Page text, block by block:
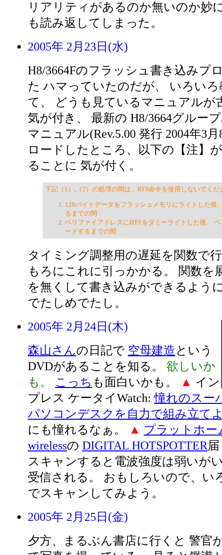
リアリティがあるのか無いのか妙
も読み返してしまった。
2005年 2月23日(水)
H8/3664Fのフラッシュ書き込みプ
た ハマっていたのだが、 いろい
て、 どうも見ているマニュアルが
気が付き、 最新の H8/3664グルー
マニュアル(Rev.5.00 発行 2004年3
ロードしたところ、以下の【注】
ることに 気が付く。
下記（1）,（2）の処理の間は、RTS命令を使用しないでくだ
128バイトデータをフラッシュメモリにライトした後
るまでの間
ベリファイアドレスにH'FFをダミーライトした後、
ードするまでの間
タイミング調整用の遅延を関数で
もろにこれに引っかかる。 関数を
を無くして書き込みができるよう
でたしめでたし。
2005年 2月24日(木)
森山さんの日記で 空母建造 という
DVDがあることを知る。 欲しいか
も。
こっち も面白いかも。 ▲ イン
プレス ケータイWatch:憧れのスー
パソコンデスクを自力で組み立て
にも憧れるなぁ。
▲ プラットホー
wirelessの DIGITAL HOTSPOTTER
スキャンすると電波強度は弱いが
受信される。 おもしろいので、い
でスキャンしてみよう。
2005年 2月25日(金)
夕方、まるぶん書店に行くと 警官